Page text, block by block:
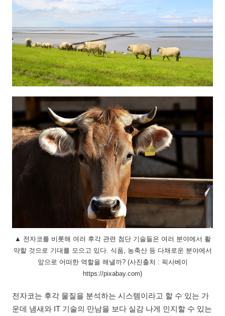
▲ 전자코를 비롯해 여러 후각 관련 첨단 기술들은 여러 분야에서 활
약할 것으로 기대를 모으고 있다. 식품, 농축산 등 다채로운 분야에서
앞으로 어떠한 역할을 해낼까? (사진출처 : 픽사베이
https://pixabay.com)
전자코는 후각 물질을 분석하는 시스템이라고 할 수 있는 가
운데 냄새와 IT 기술의 만남을 보다 실감 나게 인지할 수 있는